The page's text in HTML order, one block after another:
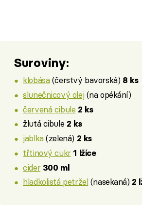
Suroviny:
klobása(čerstvý bavorská) 8 ks
slunečnicový olej(na opékání)
červená cibule 2 ks
žlutá cibule 2 ks
jablka(zelená) 2 ks
třtinový cukr 1 lžíce
cider 300 ml
hladkolistá petržel(nasekaná) 2